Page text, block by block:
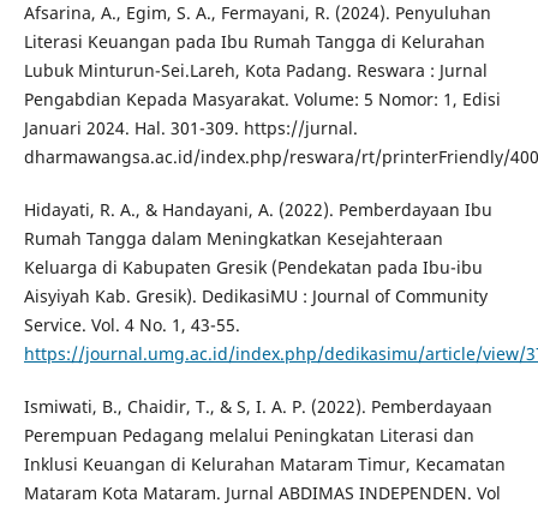
Afsarina, A., Egim, S. A., Fermayani, R. (2024). Penyuluhan
Literasi Keuangan pada Ibu Rumah Tangga di Kelurahan
Lubuk Minturun-Sei.Lareh, Kota Padang. Reswara : Jurnal
Pengabdian Kepada Masyarakat. Volume: 5 Nomor: 1, Edisi
Januari 2024. Hal. 301-309. https://jurnal.
dharmawangsa.ac.id/index.php/reswara/rt/printerFriendly/
Hidayati, R. A., & Handayani, A. (2022). Pemberdayaan Ibu
Rumah Tangga dalam Meningkatkan Kesejahteraan
Keluarga di Kabupaten Gresik (Pendekatan pada Ibu-ibu
Aisyiyah Kab. Gresik). DedikasiMU : Journal of Community
Service. Vol. 4 No. 1, 43-55.
https://journal.umg.ac.id/index.php/dedikasimu/article/view/
Ismiwati, B., Chaidir, T., & S, I. A. P. (2022). Pemberdayaan
Perempuan Pedagang melalui Peningkatan Literasi dan
Inklusi Keuangan di Kelurahan Mataram Timur, Kecamatan
Mataram Kota Mataram. Jurnal ABDIMAS INDEPENDEN. Vol